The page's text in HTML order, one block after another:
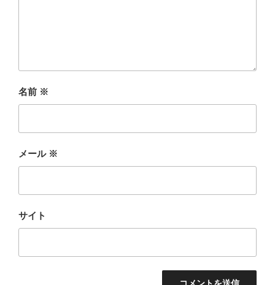
名前 ※
メール ※
サイト